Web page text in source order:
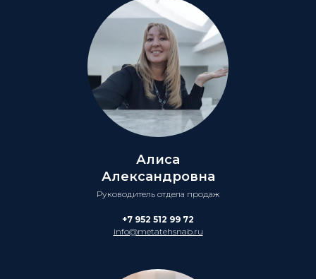
Алиса
Александровна
Руководитель отдела продаж
+7 952 512 99 72
info@metatehsnab.ru